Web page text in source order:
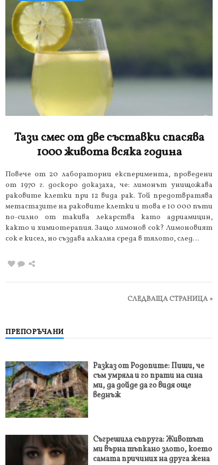
Тази смес от две съставки спасява
1000 живота всяка година
Повече от 20 лабораторни експеримента, проведени
от 1970 г. доскоро доказаха, че: лимонът унищожава
раковите клетки при 12 вида рак. Той предотвратява
метастазите на раковите клетки и това е 10 000 пъти
по-силно от такива лекарства като адриамицин,
както и химиотерапия. Защо лимонов сок? Лимоновият
сок е кисел, но създава алкална среда в тялото, след…
СЛЕДВАЩА СТРАНИЦА »
ПРЕПОРЪЧАНИ
Разказ от Родопите: Пиши, че
съм умряла и го прати на сина
ми, да дойде да го видя още
веднъж
Съгрешила съпруга: Животът
ми върна тъпкано злото, което
самата причиних на друга жена